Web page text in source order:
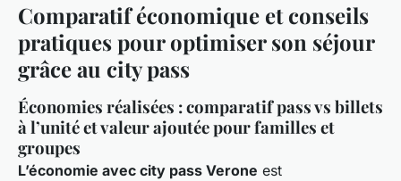
Comparatif économique et conseils
pratiques pour optimiser son séjour
grâce au city pass
Économies réalisées : comparatif pass vs billets
à l’unité et valeur ajoutée pour familles et
groupes
L’économie avec city pass Verone est